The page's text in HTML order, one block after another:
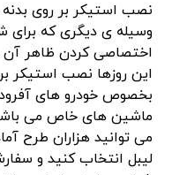
نصب استیکر بر روی بدنه
وسیله ی دیگری که برای
اختصاصی کردن ظاهر آن
این روزها نصب استیکر
بخصوص خودرو های آفرود
ماشین های خاص می
می توانید هزاران طرح
لیبل انتخاب کنید و